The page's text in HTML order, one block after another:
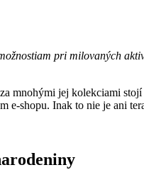
pri milovaných
mnohými jej kolekciami
e-shopu. Inak to nie je ani